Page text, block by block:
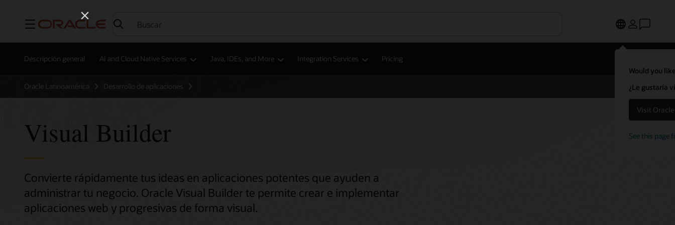
Menú
Would you
¿Le gustaría
Visit
See this page
Descripción general AI and Cloud Native Services Java, IDEs, and More Integration Services Pricing
Oracle Latinoamérica Desarrollo de aplicaciones
Visual Builder
Convierte rápidamente tus ideas en aplicaciones potentes que ayuden a
administrar tu negocio. Oracle Visual Builder te permite crear e implementar
aplicaciones web y progresivas de forma visual.